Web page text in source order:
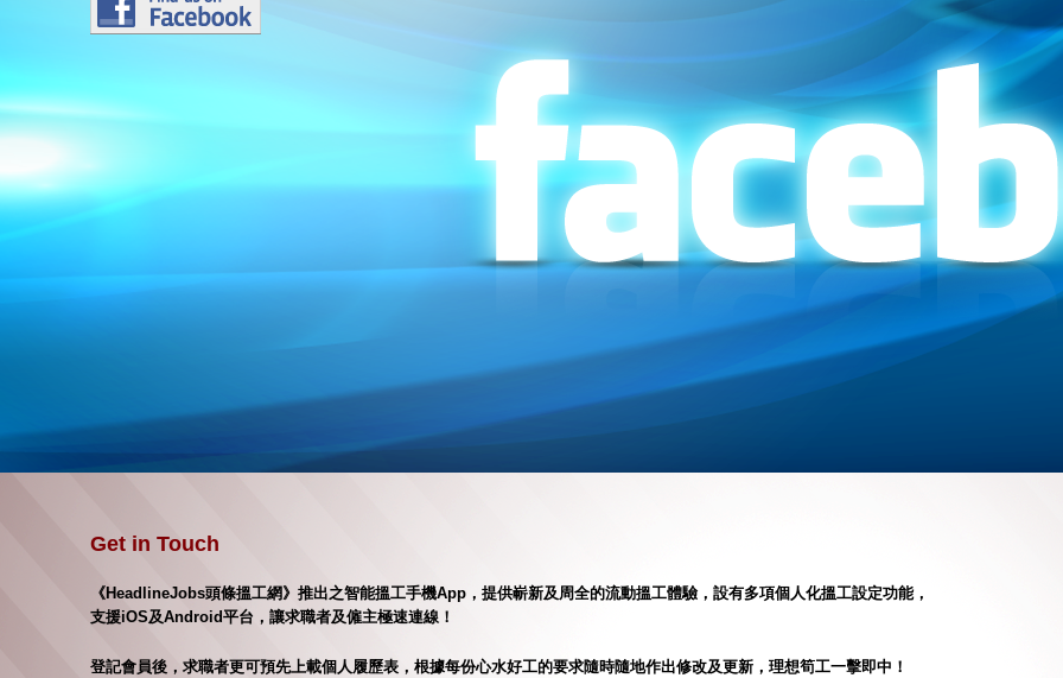
Get in Touch
《HeadlineJobs頭條搵工網》推出之智能搵工手機App，提供嶄新及周全的流動搵工體驗，設有多項個人化搵工設定功能，
支援iOS及Android平台，讓求職者及僱主極速連線！
登記會員後，求職者更可預先上載個人履歷表，根據每份心水好工的要求隨時隨地作出修改及更新，理想筍工一擊即中！